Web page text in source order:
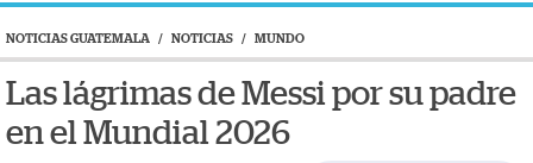
NOTICIAS GUATEMALA / NOTICIAS / MUNDO
Las lágrimas de Messi por su padre
en el Mundial 2026